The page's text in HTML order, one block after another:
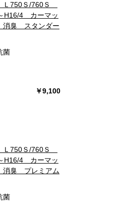
750Ｓ/760Ｓ
H16/4 カーマッ
臭 スタンダー
菌
￥9,100
750Ｓ/760Ｓ
H16/4 カーマッ
臭 プレミアム
菌